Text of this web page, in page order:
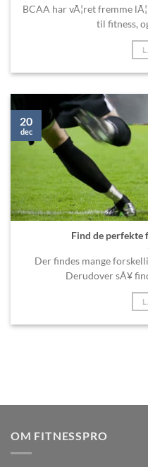
BCAA har vÃ¦ret fremme
til fitness,
Find de perfekte
Der findes mange
Derudover sÃ¥
20
dec
OM FITNESSPRO